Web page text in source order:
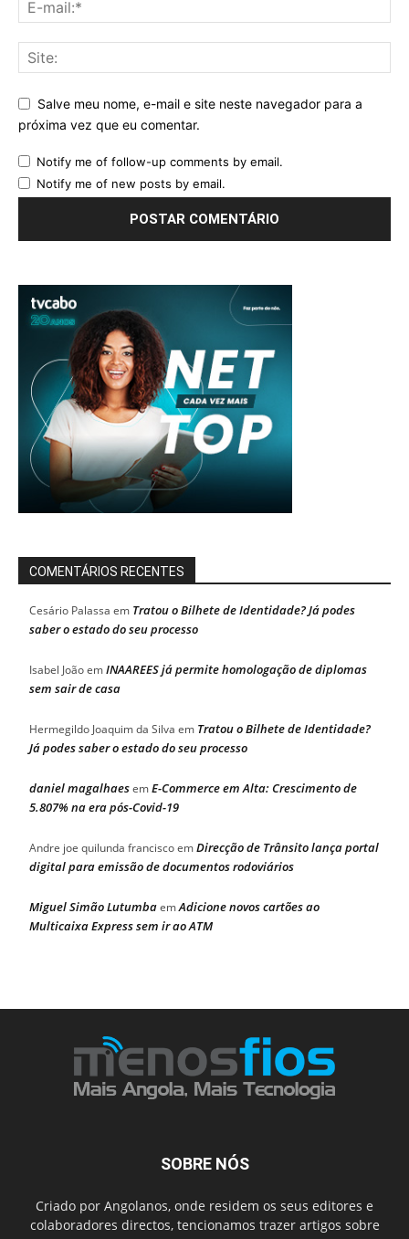
Salve meu nome, e-mail e site neste navegador para a
próxima vez que eu comentar.
Notify me of follow-up comments by email.
Notify me of new posts by email.
COMENTÁRIOS RECENTES
Cesário Palassa em Tratou o Bilhete de Identidade? Já podes
saber o estado do seu processo
Isabel JoãoemINAAREES já permite homologação de diplomas
sem sair de casa
Hermegildo Joaquim da Silva em Tratou o Bilhete de Identidade?
Já podes saber o estado do seu processo
daniel magalhaesemE-Commerce em Alta: Crescimento de
5.807% na era pós-Covid-19
Andre joe quilunda franciscoemDirecção de Trânsito lança portal
digital para emissão de documentos rodoviários
Miguel Simão LutumbaemAdicione novos cartões ao
Multicaixa Express sem ir ao ATM
SOBRE NÓS
Criado por Angolanos, onde residem os seus editores e
colaboradores directos, tencionamos trazer artigos sobre